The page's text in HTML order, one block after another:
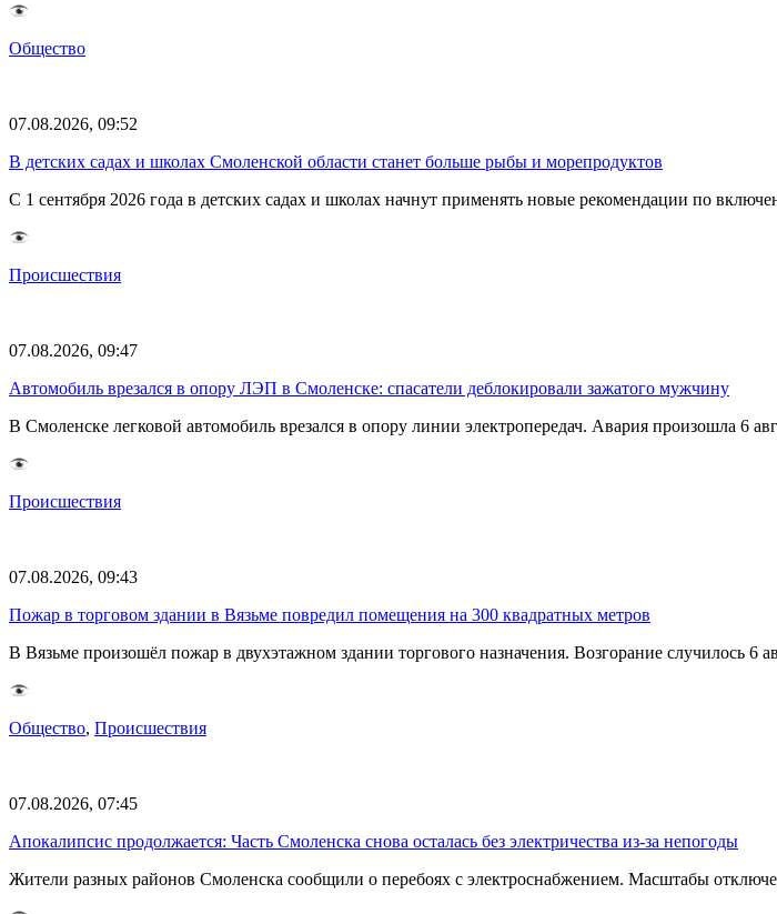
Общество
07.08.2026, 09:52
В детских садах и школах Смоленской области станет больше рыбы и морепродуктов
С 1 сентября 2026 года в детских садах и школах начнут применять новые рекомендации по
Происшествия
07.08.2026, 09:47
Автомобиль врезался в опору ЛЭП в Смоленске: спасатели деблокировали зажатого мужчину
В Смоленске легковой автомобиль врезался в опору линии электропередач. Авария произошла 6
Происшествия
07.08.2026, 09:43
Пожар в торговом здании в Вязьме повредил помещения на 300 квадратных метров
В Вязьме произошёл пожар в двухэтажном здании торгового назначения. Возгорание случилось
Общество, Происшествия
07.08.2026, 07:45
Апокалипсис продолжается: Часть Смоленска снова осталась без электричества из-за непогоды
Жители разных районов Смоленска сообщили о перебоях с электроснабжением. Масштабы